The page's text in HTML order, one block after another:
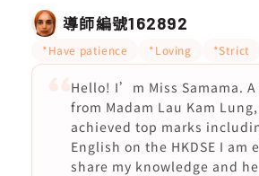
導師編號162892
*Have patience *Loving *Strict
Hello! I’m Miss Samama.
from Madam Lau Kam
achieved top marks
English on the HKDSE I am
share my knowledge and